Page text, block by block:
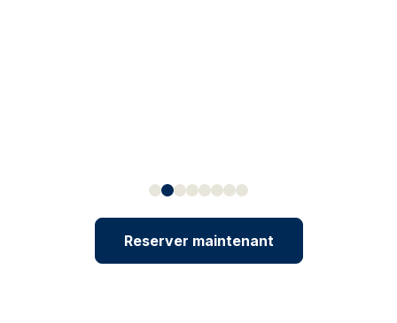
Reserver maintenant